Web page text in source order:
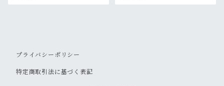
プライバシーポリシー
特定商取引法に基づく表記